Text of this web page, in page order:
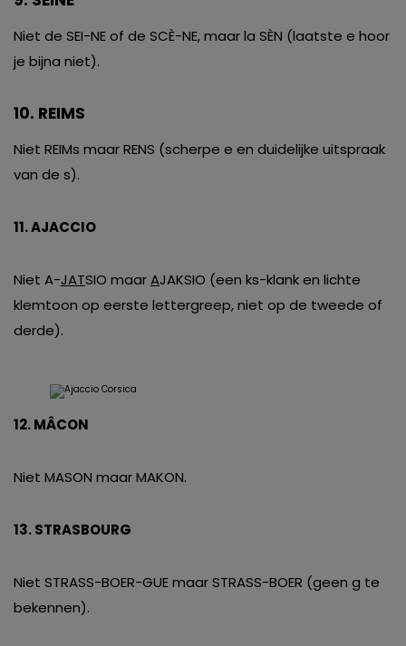
Niet de SEI-NE of de SCÈ-NE, maar la SÈN (laatste e hoor
je bijna niet).
10. REIMS
Niet REIMs maar RENS (scherpe e en duidelijke uitspraak
van de s).
11. AJACCIO
Niet A-JATSIO maarAJAKSIO (een ks-klank en lichte
klemtoon op eerste lettergreep, niet op de tweede of
derde).
12. MÂCON
Niet MASON maar MAKON.
13. STRASBOURG
Niet STRASS-BOER-GUE maar STRASS-BOER (geen g te
bekennen).